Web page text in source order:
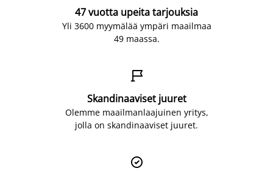
47 vuotta upeita tarjouksia
Yli 3600 myymälää ympäri maailmaa
49 maassa.

Skandinaaviset juuret
Olemme maailmanlaajuinen yritys,
jolla on skandinaaviset juuret.
